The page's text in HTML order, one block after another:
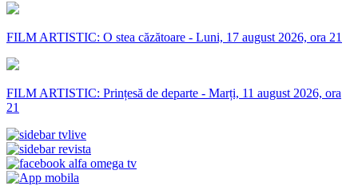
FILM ARTISTIC: O stea căzătoare - Luni, 17 august 2026, ora 21
FILM ARTISTIC: Prințesă de departe - Marți, 11 august 2026, ora
21